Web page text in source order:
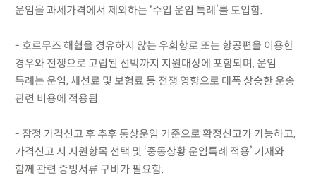
운임을 과세가격에서 제외하는 ‘수입 운임 특례’를 도입함.
- 호르무즈 해협을 경유하지 않는 우회항로 또는 항공편을 이용한
경우와 전쟁으로 고립된 선박까지 지원대상에 포함되며, 운임
특례는 운임, 체선료 및 보험료 등 전쟁 영향으로 대폭 상승한 운송
관련 비용에 적용됨.
- 잠정 가격신고 후 추후 통상운임 기준으로 확정신고가 가능하고,
가격신고 시 지원항목 선택 및 ‘중동상황 운임특례 적용’ 기재와
함께 관련 증빙서류 구비가 필요함.